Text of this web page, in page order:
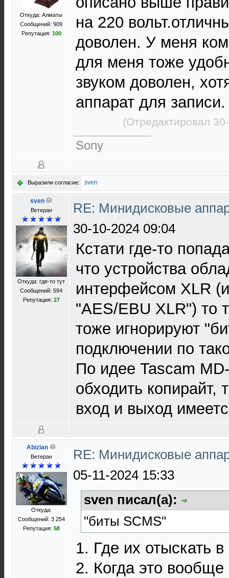
Откуда: Алматы
Сообщений: 909
Репутация: 100
на 220
доволен. У меня
для меня тоже
звуком доволен,
аппарат для записи.
(Отредактировал
Sony
Выразили согласие: sven
sven
Ветеран
Откуда: где-то тут
Сообщений: 594
Репутация: 27
RE: Минидисковые
30-10-2024 09:04
Кстати где-то
что устройства
интерфейсом XLR
"AES/EBU XLR") то
тоже игнорируют
подключении по
По идее Tascam
обходить копирайт,
вход и выход
Abizian
Ветеран
Откуда:
Сообщений: 3 254
Репутация: 58
RE: Минидисковые
05-11-2024 15:33
sven писал(а):
"биты SCMS"
1. Где их отыскать
2. Когда это